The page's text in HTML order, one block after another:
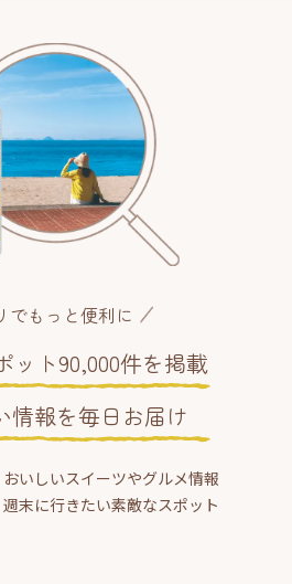
でもっと便利に
ット90,000件を掲載
情報を毎日お届け
いしいスイーツやグルメ情報
末に行きたい素敵なスポット